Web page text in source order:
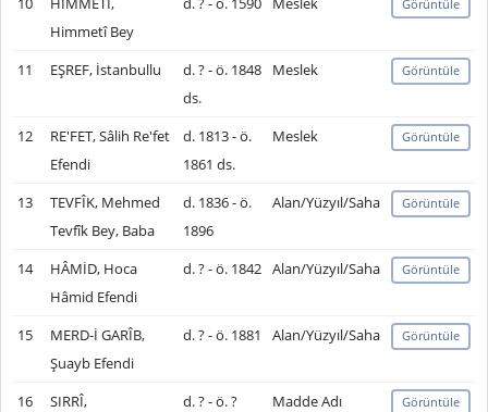
Himmetî Bey
Görüntüle
11 EŞREF, İstanbullu
d. ? - ö. 1848
ds.
Meslek Görüntüle
12
RE'FET, Sâlih Re'fet
Efendi
d. 1813 - ö.
1861 ds.
Meslek Görüntüle
13
TEVFÎK, Mehmed
Tevfîk Bey, Baba
d. 1836 - ö.
1896
Alan/Yüzyıl/Saha Görüntüle
14
HÂMİD, Hoca
Hâmid Efendi
d. ? - ö. 1842 Alan/Yüzyıl/Saha Görüntüle
15
MERD-İ GARÎB,
Şuayb Efendi
d. ? - ö. 1881 Alan/Yüzyıl/Saha Görüntüle
16 SIRRÎ, d. ? - ö. ? Madde Adı Görüntüle